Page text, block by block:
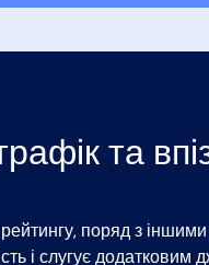
та
поряд з
і слугує додатковим